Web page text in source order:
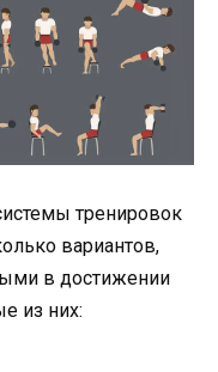
тренировок
вариантов,
в достижении
из них: